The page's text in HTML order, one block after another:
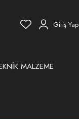
Giriş Yap
MALZEME